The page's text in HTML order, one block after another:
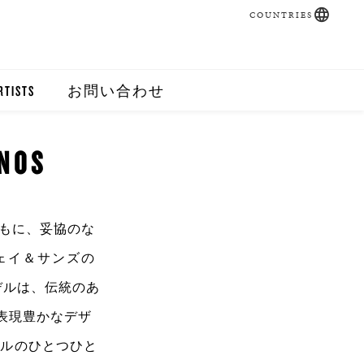
お問い合わせ
COUNTRIES
、 妥協のな
イ＆サンズの
は、伝統のあ
現豊かなデザ
のひとつひと